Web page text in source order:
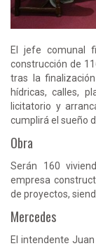
El jefe comunal
construcción de
tras la
hídricas, calles,
licitatorio y
cumplirá el sueño
Obra
Serán 160
empresa
de proyectos,
Mercedes
El intendente